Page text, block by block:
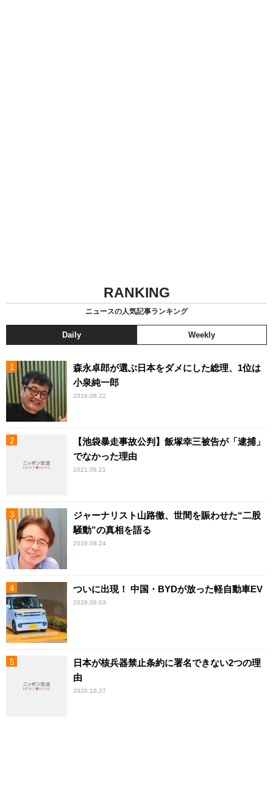
RANKING
ニュースの人気記事ランキング
Daily Weekly
森永卓郎が選ぶ日本をダメにした総理、1位は
小泉純一郎
2018.08.22
【池袋暴走事故公判】飯塚幸三被告が「逮捕」
でなかった理由
2021.06.21
ジャーナリスト山路徹、世間を賑わせた“二股
騒動”の真相を語る
2018.08.24
ついに出現！ 中国・BYDが放った軽自動車EV
2026.08.03
日本が核兵器禁止条約に署名できない2つの理
由
2020.10.27